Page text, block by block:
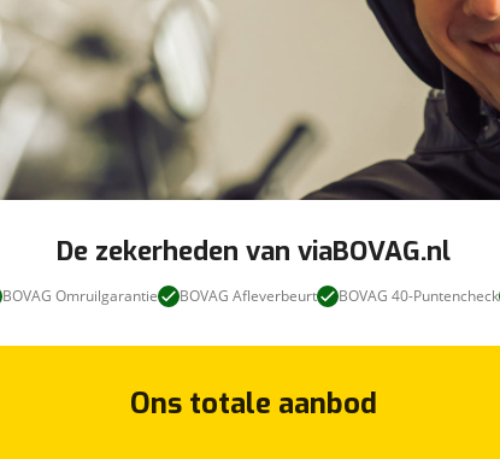
De zekerheden van viaBOVAG.nl
BOVAG Omruilgarantie BOVAG Afleverbeurt BOVAG 40-Puntencheck
Ons totale aanbod